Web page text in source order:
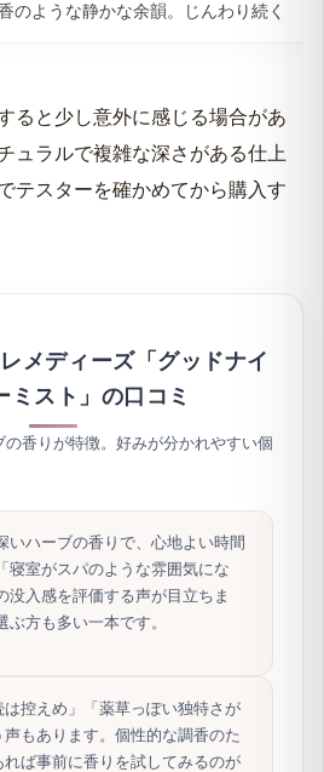
のような静かな余韻。じんわり続く
ると少し意外に感じる場合があ
ュラルで複雑な深さがある仕上
テスターを確かめてから購入す
メディーズ「グッドナイ
ミスト」の口コミ
香りが特徴。好みが分かれやすい個
いハーブの香りで、心地よい時間
寝室がスパのような雰囲気にな
没入感を評価する声が目立ちま
方も多い一本です。
は控えめ」「薬草っぽい独特さが
もあります。個性的な調香のた
ば事前に香りを試してみるのが